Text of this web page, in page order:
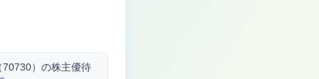
）の株主優待